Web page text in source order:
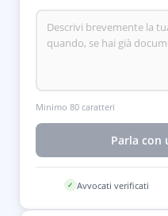
Minimo 80 caratteri
Parla con
✓ Avvocati verificati